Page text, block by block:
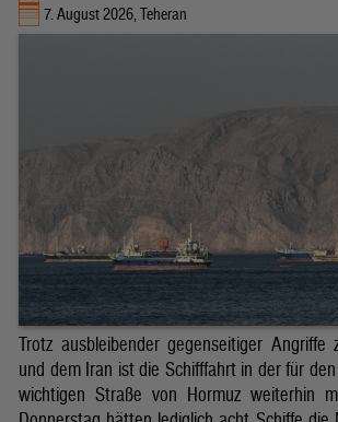
7. August 2026, Teheran
Trotz ausbleibender gegenseitiger Angriffe
und dem Iran ist die Schifffahrt in der für
wichtigen Straße von Hormuz weiterhin